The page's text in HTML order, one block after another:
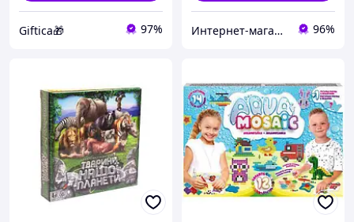
Giftica🎁 97% Интернет-магазин "NOWA" - товары для всей семьи! 96%